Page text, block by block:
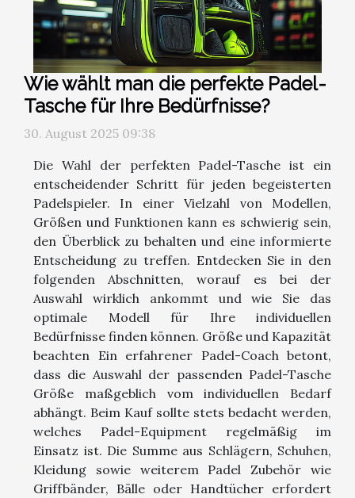
Wie wählt man die perfekte Padel-
Tasche für Ihre Bedürfnisse?
30. August 2025 09:38
Die Wahl der perfekten Padel-Tasche ist ein
entscheidender Schritt für jeden begeisterten
Padelspieler. In einer Vielzahl von Modellen,
Größen und Funktionen kann es schwierig sein,
den Überblick zu behalten und eine informierte
Entscheidung zu treffen. Entdecken Sie in den
folgenden Abschnitten, worauf es bei der
Auswahl wirklich ankommt und wie Sie das
optimale Modell für Ihre individuellen
Bedürfnisse finden können. Größe und Kapazität
beachten Ein erfahrener Padel-Coach betont,
dass die Auswahl der passenden Padel-Tasche
Größe maßgeblich vom individuellen Bedarf
abhängt. Beim Kauf sollte stets bedacht werden,
welches Padel-Equipment regelmäßig im
Einsatz ist. Die Summe aus Schlägern, Schuhen,
Kleidung sowie weiterem Padel Zubehör wie
Griffbänder, Bälle oder Handtücher erfordert